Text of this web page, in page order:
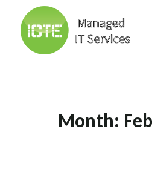
content
Month: